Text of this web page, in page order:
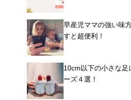
早産児ママの強い味
すと超便利！
10cm以下の小さな足
ーズ４選！